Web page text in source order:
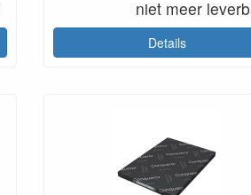
niet meer
Details